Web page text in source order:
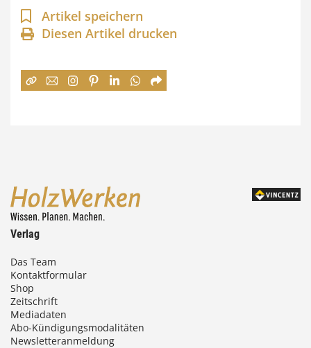
a
n
e
0
Artikel speichern
Diesen Artikel drucken
Verlag
Das Team
Kontaktformular
Shop
Zeitschrift
Mediadaten
Abo-Kündigungsmodalitäten
Newsletteranmeldung